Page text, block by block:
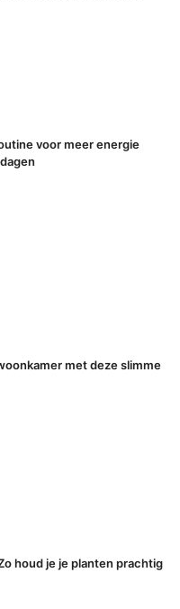
voor meer energie
met deze slimme
houd je je planten prachtig